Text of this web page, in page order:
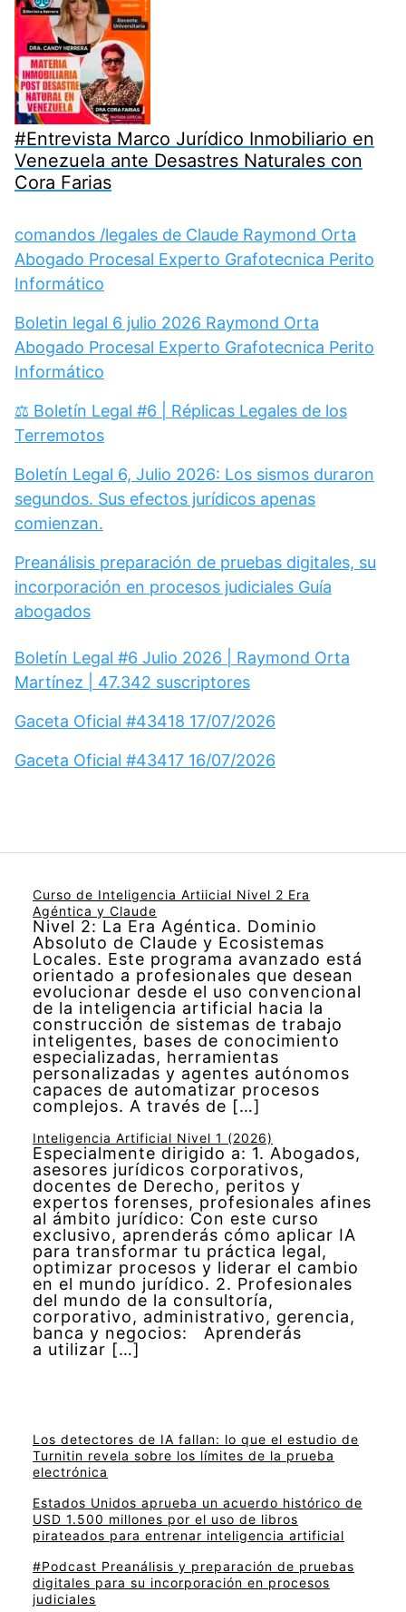
#Entrevista Marco Jurídico Inmobiliario en
Venezuela ante Desastres Naturales con
Cora Farias
comandos /legales de Claude Raymond Orta
Abogado Procesal Experto Grafotecnica Perito
Informático
Boletin legal 6 julio 2026 Raymond Orta
Abogado Procesal Experto Grafotecnica Perito
Informático
⚖️ Boletín Legal #6 | Réplicas Legales de los
Terremotos
Boletín Legal 6, Julio 2026: Los sismos duraron
segundos. Sus efectos jurídicos apenas
comienzan.
Preanálisis preparación de pruebas digitales, su
incorporación en procesos judiciales Guía
abogados
Boletín Legal #6 Julio 2026 | Raymond Orta
Martínez | 47.342 suscriptores
Gaceta Oficial #43418 17/07/2026
Gaceta Oficial #43417 16/07/2026
Curso de Inteligencia Artiicial Nivel 2 Era
Agéntica y Claude
Nivel 2: La Era Agéntica. Dominio
Absoluto de Claude y Ecosistemas
Locales. Este programa avanzado está
orientado a profesionales que desean
evolucionar desde el uso convencional
de la inteligencia artificial hacia la
construcción de sistemas de trabajo
inteligentes, bases de conocimiento
especializadas, herramientas
personalizadas y agentes autónomos
capaces de automatizar procesos
complejos. A través de […]
Inteligencia Artificial Nivel 1 (2026)
Especialmente dirigido a: 1. Abogados,
asesores jurídicos corporativos,
docentes de Derecho, peritos y
expertos forenses, profesionales afines
al ámbito jurídico: Con este curso
exclusivo, aprenderás cómo aplicar IA
para transformar tu práctica legal,
optimizar procesos y liderar el cambio
en el mundo jurídico. 2. Profesionales
del mundo de la consultoría,
corporativo, administrativo, gerencia,
banca y negocios: Aprenderás
a utilizar […]
Los detectores de IA fallan: lo que el estudio de
Turnitin revela sobre los límites de la prueba
electrónica
Estados Unidos aprueba un acuerdo histórico de
USD 1.500 millones por el uso de libros
pirateados para entrenar inteligencia artificial
#Podcast Preanálisis y preparación de pruebas
digitales para su incorporación en procesos
judiciales